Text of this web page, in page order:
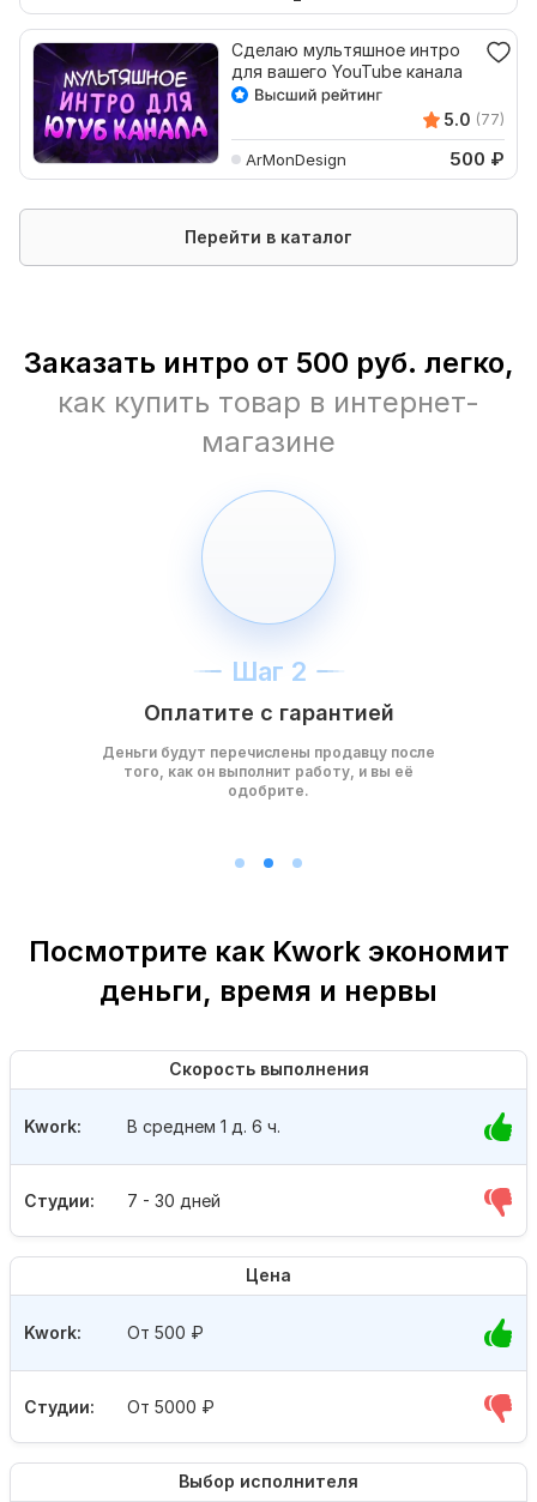
Сделаю мультяшное интро
для вашего YouTube канала
5.0 (77)
ArMonDesign 500 ₽
Перейти в каталог
Заказать интро от 500 руб. легко,
как купить товар в интернет-
магазине
Шаг 2
Оплатите с гарантией
Деньги будут перечислены продавцу после
того, как он выполнит работу, и вы её
одобрите.
Посмотрите как Kwork экономит
деньги, время и нервы
Скорость выполнения
Студии: 7 - 30 дней
Kwork: В среднем 1 д. 6 ч.
Цена
Студии: От 5000 ₽
Kwork: От 500 ₽
Выбор исполнителя